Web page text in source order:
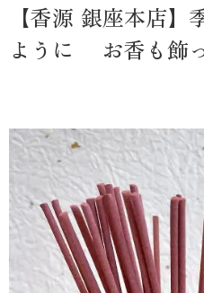
【香源 銀座本店】
ように お香も飾